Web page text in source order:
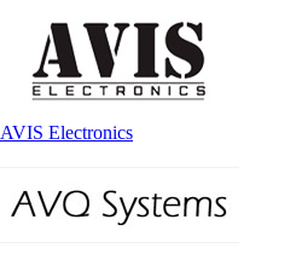
AVIS Electronics